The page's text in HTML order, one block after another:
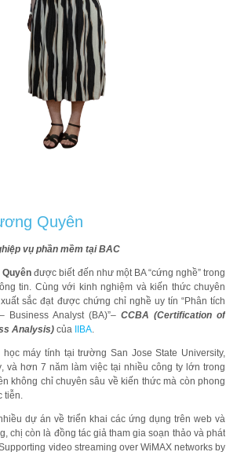
Quyên
vụ phần mềm tại BAC
được biết đến như một BA “cứng nghề” trong
tin. Cùng với kinh nghiệm và kiến thức chuyên
sắc đạt được chứng chỉ nghề uy tín “Phân tích
Analyst (BA)”– CCBA (Certification of
Analysis) của IIBA.
máy tính tại trường San Jose State University,
và hơn 7 năm làm việc tại nhiều công ty lớn trong
không chỉ chuyên sâu về kiến thức mà còn phong
tiễn.
dự án về triển khai các ứng dụng trên web và
chị còn là đồng tác giả tham gia soạn thảo và phát
video streaming over WiMAX networks by